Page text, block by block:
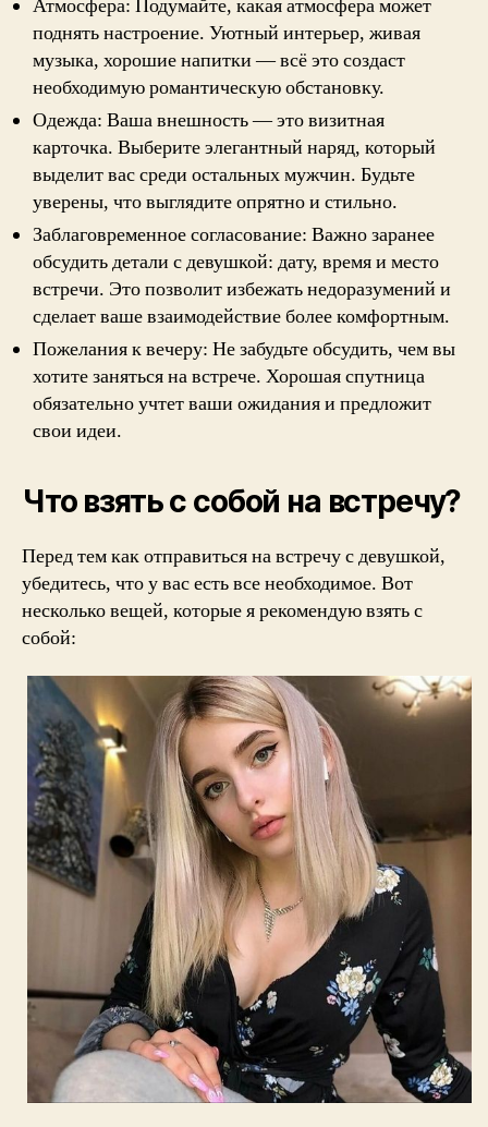
Атмосфера: Подумайте, какая атмосфера может
поднять настроение. Уютный интерьер, живая
музыка, хорошие напитки — всё это создаст
необходимую романтическую обстановку.
Одежда: Ваша внешность — это визитная
карточка. Выберите элегантный наряд, который
выделит вас среди остальных мужчин. Будьте
уверены, что выглядите опрятно и стильно.
Заблаговременное согласование: Важно заранее
обсудить детали с девушкой: дату, время и место
встречи. Это позволит избежать недоразумений и
сделает ваше взаимодействие более комфортным.
Пожелания к вечеру: Не забудьте обсудить, чем вы
хотите заняться на встрече. Хорошая спутница
обязательно учтет ваши ожидания и предложит
свои идеи.
Что взять с собой на встречу?
Перед тем как отправиться на встречу с девушкой,
убедитесь, что у вас есть все необходимое. Вот
несколько вещей, которые я рекомендую взять с
собой: